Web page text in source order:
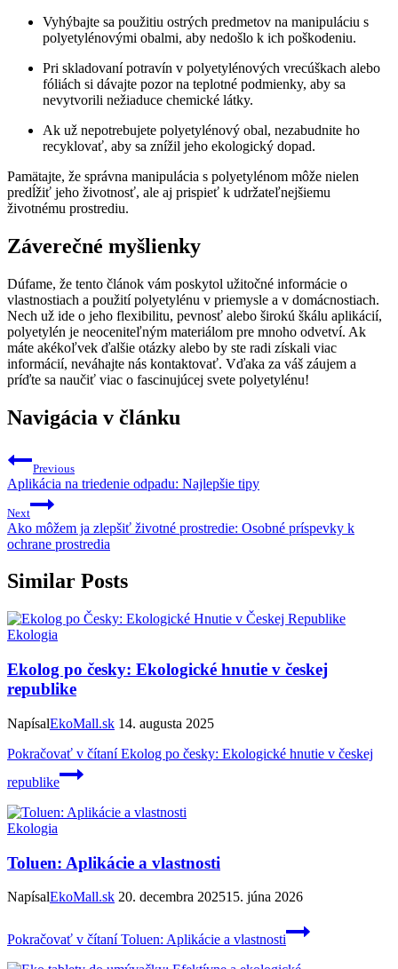
Vyhýbajte sa použitiu ostrých predmetov na manipuláciu s
polyetylénovými obalmi, aby nedošlo k ich poškodeniu.
Pri skladovaní potravín v polyetylénových vrecúškach alebo
fóliách si dávajte pozor na teplotné podmienky, aby sa
nevytvorili nežiaduce chemické látky.
Ak už nepotrebujete polyetylénový obal, nezabudnite ho
recyklovať, aby sa znížil jeho ekologický dopad.
Pamätajte, že správna manipulácia s polyetylénom môže nielen
predĺžiť jeho životnosť, ale aj prispieť k udržateľnejšiemu
životnému prostrediu.
Záverečné myšlienky
Dúfame, že tento článok vám poskytol užitočné informácie o
vlastnostiach a použití polyetylénu v priemysle a v domácnostiach.
Nech už ide o jeho flexibilitu, pevnosť alebo širokú škálu aplikácií,
polyetylén je neoceniteľným materiálom pre mnoho odvetví. Ak
máte akékoľvek ďalšie otázky alebo by ste radi získali viac
informácií, neváhajte nás kontaktovať. Vďaka za váš záujem a
príďte sa naučiť viac o fascinujúcej svete polyetylénu!
Navigácia v článku
Previous
Aplikácia na triedenie odpadu: Najlepšie tipy
Next
Ako môžem ja zlepšiť životné prostredie: Osobné príspevky k
ochrane prostredia
Similar Posts
Ekologia
Ekolog po česky: Ekologické hnutie v českej
republike
NapísalEkoMall.sk 14. augusta 2025
Pokračovať v čítaníEkolog po česky: Ekologické hnutie v českej
republike
Ekologia
Toluen: Aplikácie a vlastnosti
NapísalEkoMall.sk 20. decembra 202515. júna 2026
Pokračovať v čítaníToluen: Aplikácie a vlastnosti